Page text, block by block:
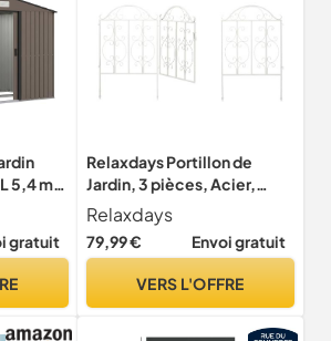
5,4 m²
gratuit
Relaxdays Portillon de
Jardin, 3 pièces, Acier,
Porte avec Ornements, 2
éléments de clôture, HxL :
98,5 x 185 cm, Blanc
Relaxdays
79,99 € Envoi gratuit
VERS L'OFFRE